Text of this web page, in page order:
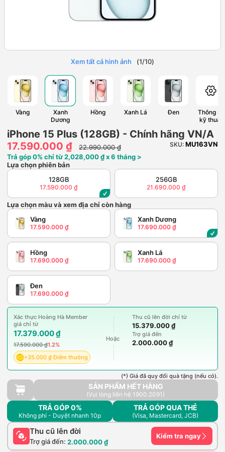
Xem tất cả hình ảnh (1/10)
Vàng
Xanh
Dương
Hồng Xanh Lá Đen
Thông số
kỹ thuật
iPhone 15 Plus (128GB) - Chính hãng VN/A
17.590.000 ₫
22.990.000 ₫ SKU: MU163VN
Trả góp 0% chỉ từ 2,028,000 ₫ x 6 tháng >
Lựa chọn phiên bản
128GB
17.590.000 ₫
256GB
21.690.000 ₫
Lựa chọn màu và xem địa chỉ còn hàng
Vàng
17.590.000 ₫
Xanh Dương
17.690.000 ₫
Hồng
17.690.000 ₫
Xanh Lá
17.690.000 ₫
Đen
17.690.000 ₫
Xác thực Hoàng Hà Member
giá chỉ từ
17.379.000 ₫
17.590.000 ₫1.2%
+35.000 ₫ Điểm thưởng
Hoặc
Thu cũ lên đời chỉ từ
15.379.000 ₫
Trợ giá đến
2.000.000 ₫
(*) Giá đã quy đổi quà tặng (nếu có).
SẢN PHẨM HẾT HÀNG
(Vui lòng liên hệ 1900.2091)
TRẢ GÓP 0%
Không phí - Duyệt nhanh 10p
TRẢ GÓP QUA THẺ
(Visa, Mastercard, JCB)
Thu cũ lên đời
Trợ giá đến: 2.000.000 ₫
Kiểm tra ngay